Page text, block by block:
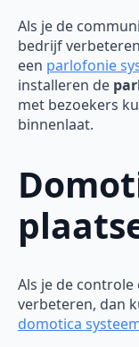
Als je de
bedrijf
een parlofonie
installeren de
met bezoekers
binnenlaat.
Als je de
verbeteren, dan
domotica